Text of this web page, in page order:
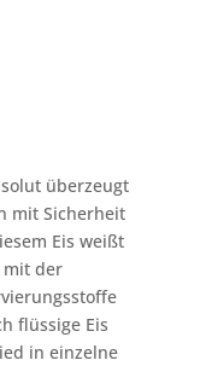
überzeugt
mit Sicherheit
Eis weißt
mit der
flüssige Eis
in einzelne